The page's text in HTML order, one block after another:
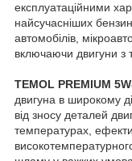
експлуатаційними
найсучасніших
автомобілів,
включаючи двигуни з
TEMOL PREMIUM
двигуна в широкому
від зносу деталей
температурах,